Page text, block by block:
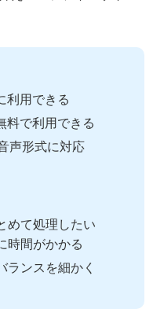
利用できる
料で利用できる
声形式に対応
めて処理したい
時間がかかる
ランスを細かく